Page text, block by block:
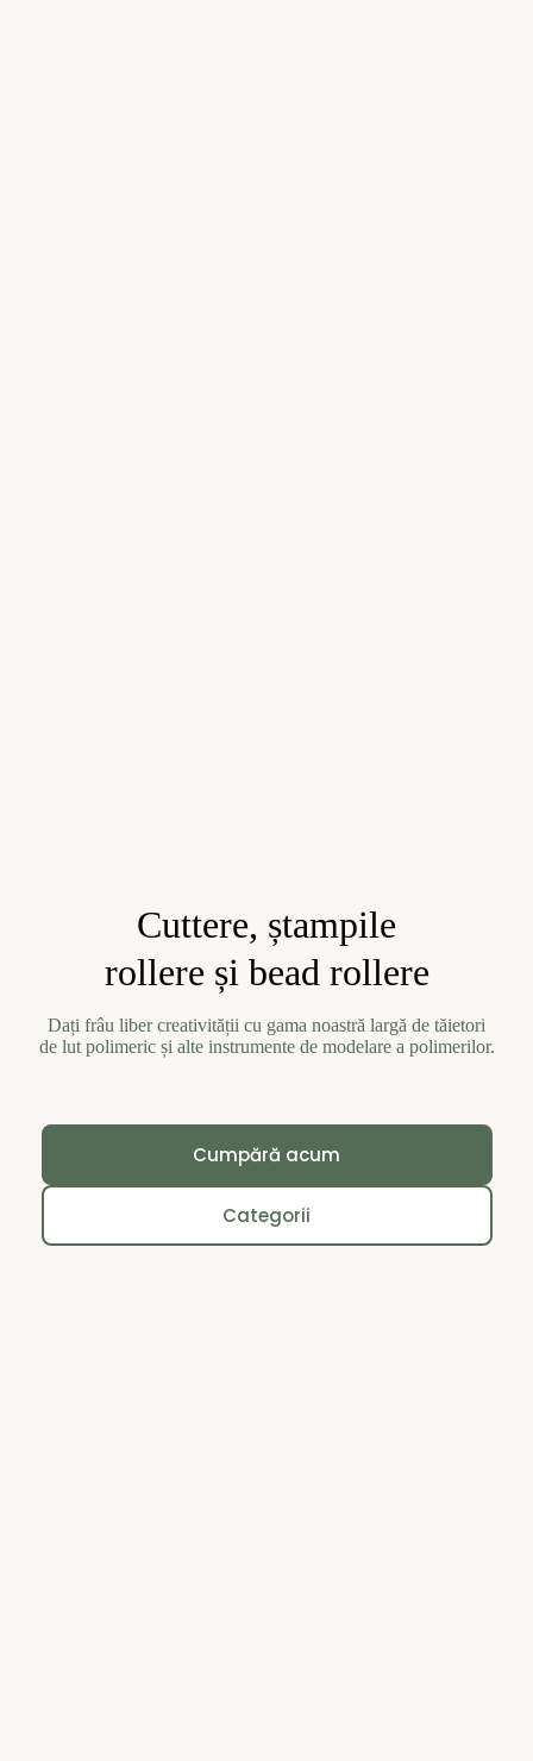
Cuttere, ștampile
rollere și bead rollere
Dați frâu liber creativității cu gama noastră largă de tăietori
de lut polimeric și alte instrumente de modelare a polimerilor.
Cumpără acum
Categorii